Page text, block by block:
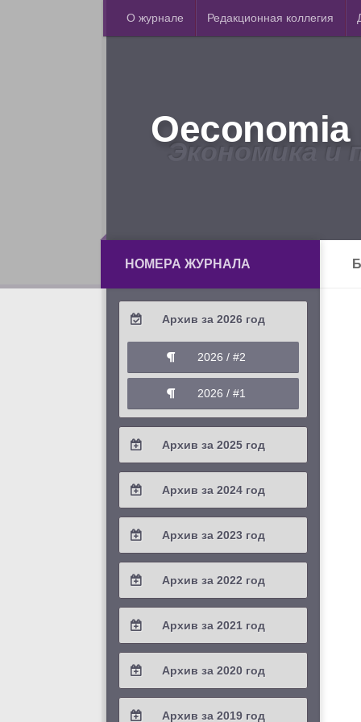
О журнале Редакционная коллегия
Экономика и
НОМЕРА ЖУРНАЛА
Архив за 2026 год
2026 / #2
2026 / #1
Архив за 2025 год
2025 / #4
2025 / #3
2025 / #1
Архив за 2024 год
2024 / #4
2024 / #3
2024 / #1
Архив за 2023 год
2023 / #4
2023 / #3
2023 / #1
Архив за 2022 год
2022 / #4
2022 / #3
2022 / #1
Архив за 2021 год
2021 / #4
2021 / #3
Архив за 2020 год
2020 / #4
Архив за 2019 год